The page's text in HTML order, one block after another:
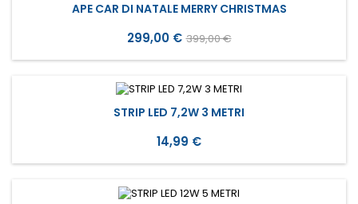
APE CAR DI NATALE MERRY CHRISTMAS
Prezzo
299,00 € Prezzo
base
399,00 €
STRIP LED 7,2W 3 METRI
Prezzo
14,99 €